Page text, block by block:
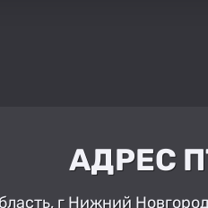
АДРЕС
г Нижний